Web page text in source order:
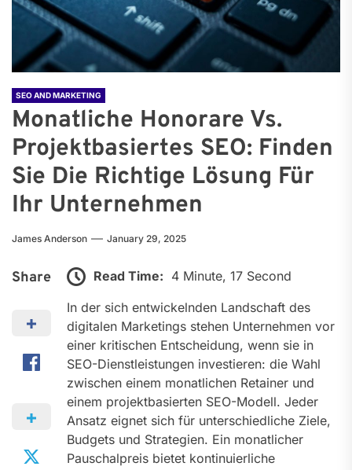
SEO AND MARKETING
Monatliche Honorare Vs.
Projektbasiertes SEO: Finden
Sie Die Richtige Lösung Für
Ihr Unternehmen
James Anderson January 29, 2025
Share Read Time: 4 Minute, 17 Second
In der sich entwickelnden Landschaft des
digitalen Marketings stehen Unternehmen vor
einer kritischen Entscheidung, wenn sie in
SEO-Dienstleistungen investieren: die Wahl
zwischen einem monatlichen Retainer und
einem projektbasierten SEO-Modell. Jeder
Ansatz eignet sich für unterschiedliche Ziele,
Budgets und Strategien. Ein monatlicher
Pauschalpreis bietet kontinuierliche